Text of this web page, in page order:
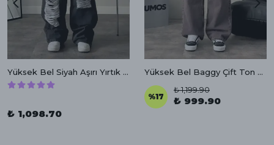
Yüksek Bel Siyah Aşırı Yırtık Baggy Jean
₺ 1,098.70
Yüksek Bel Baggy Çift Ton Vintage Kahverengi Jean
%17
₺ 1,199.90
₺ 999.90